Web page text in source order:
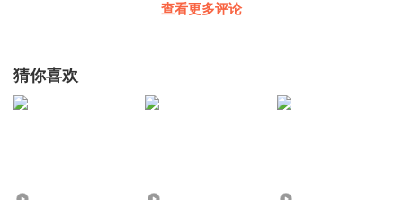
下级一致，要定量描述，不是定性 同级别： 理解难处，不要
强人所难 坦诚与真实 下对上： 上级是资源，放心沟通 不抱
查看更多评论
猜你喜欢